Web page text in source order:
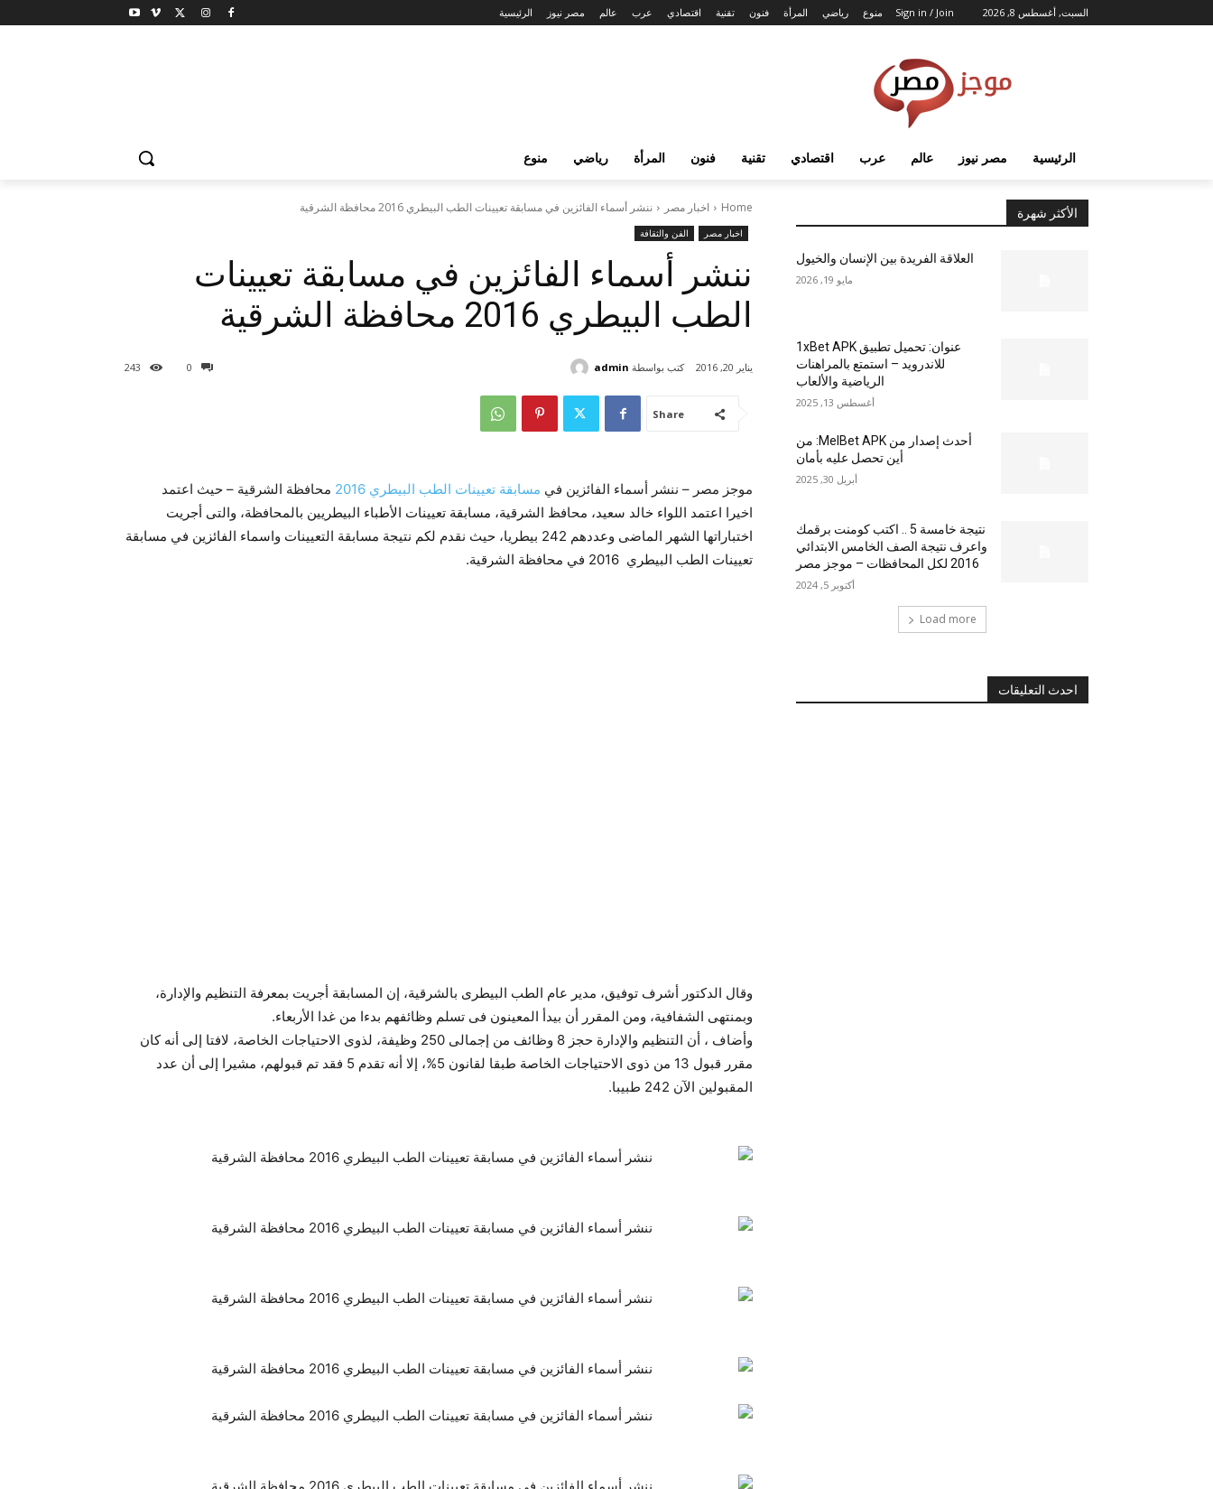
السبت, أغسطس 8, 2026 Sign in / Join الرئيسية مصر نيوز عالم عرب اقتصادي تقنية فنون المرأة رياضي منوع
الرئيسية مصر نيوز عالم عرب اقتصادي تقنية فنون المرأة رياضي منوع
Home اخبار مصر ننشر أسماء الفائزين في مسابقة تعيينات الطب البيطري 2016 محافظة الشرقية
اخبار مصر الفن والثقافة
ننشر أسماء الفائزين في مسابقة تعيينات
الطب البيطري 2016 محافظة الشرقية
0
243 يناير 20, 2016 كتب بواسطة admin
Share
موجز مصر – ننشر أسماء الفائزين في مسابقة تعيينات الطب البيطري 2016
محافظة الشرقية – حيث اعتمد
اخيرا اعتمد اللواء خالد سعيد، محافظ الشرقية، مسابقة تعيينات الأطباء البيطريين بالمحافظة، والتى أجريت
اختباراتها الشهر الماضى وعددهم 242 بيطريا، حيث نقدم لكم نتيجة مسابقة التعيينات واسماء الفائزين في مسابقة
تعيينات الطب البيطري 2016 في محافظة الشرقية.
وقال الدكتور أشرف توفيق، مدير عام الطب البيطرى بالشرقية، إن المسابقة أجريت بمعرفة التنظيم والإدارة،
وبمنتهى الشفافية، ومن المقرر أن بيدأ المعينون فى تسلم وظائفهم بدءا من غدا الأربعاء.
وأضاف ، أن التنظيم والإدارة حجز 8 وظائف من إجمالى 250 وظيفة، لذوى الاحتياجات الخاصة، لافتا إلى أنه كان
مقرر قبول 13 من ذوى الاحتياجات الخاصة طبقا لقانون 5%، إلا أنه تقدم 5 فقد تم قبولهم، مشيرا إلى أن عدد
المقبولين الآن 242 طبيبا.
الأكثر شهرة
العلاقة الفريدة بين الإنسان والخيول
مايو 19, 2026
عنوان: تحميل تطبيق 1xBet APK
للاندرويد – استمتع بالمراهنات
الرياضية والألعاب
أغسطس 13, 2025
أحدث إصدار من MelBet APK: من
أين تحصل عليه بأمان
أبريل 30, 2025
نتيجة خامسة 5 .. اكتب كومنت برقمك
واعرف نتيجة الصف الخامس الابتدائي
2016 لكل المحافظات – موجز مصر
أكتوبر 5, 2024
Load more
احدث التعليقات